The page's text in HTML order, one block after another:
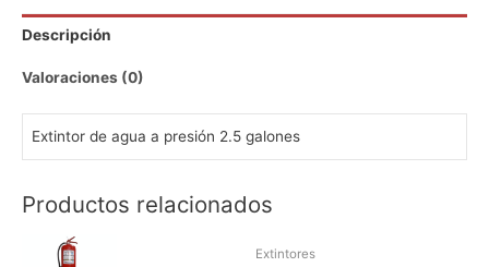
presión
2.5
Descripción
Valoraciones (0)
Extintor de agua a presión 2.5 galones
Productos relacionados
Extintores